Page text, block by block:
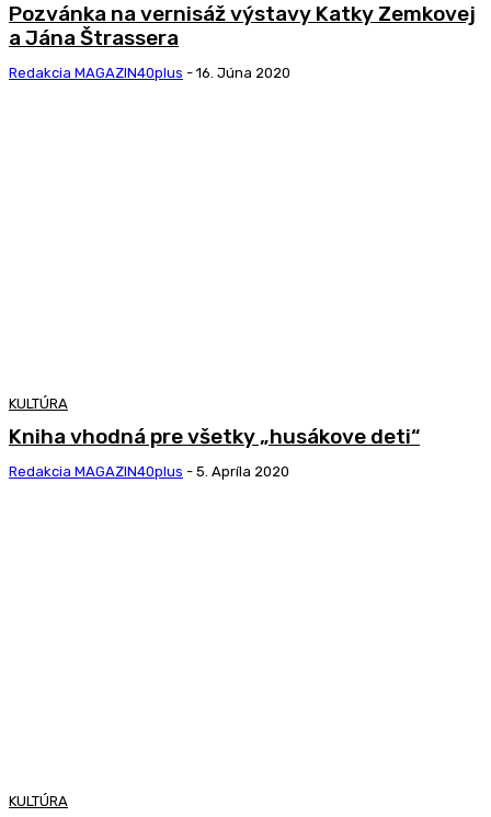
Pozvánka na vernisáž výstavy Katky Zemkovej
a Jána Štrassera
Redakcia MAGAZIN40plus - 16. Júna 2020
KULTÚRA
Kniha vhodná pre všetky „husákove deti“
Redakcia MAGAZIN40plus - 5. Apríla 2020
KULTÚRA